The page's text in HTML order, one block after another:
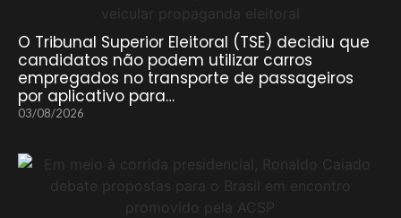
O Tribunal Superior Eleitoral (TSE) decidiu que
candidatos não podem utilizar carros
empregados no transporte de passageiros
por aplicativo para…
03/08/2026